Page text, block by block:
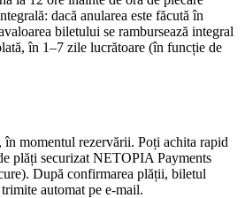
dacă anularea este făcută în
biletului se rambursează integral
în 1–7 zile lucrătoare (în funcție de
în momentul rezervării. Poți achita rapid
plăți securizat NETOPIA Payments
După confirmarea plății, biletul
automat pe e-mail.